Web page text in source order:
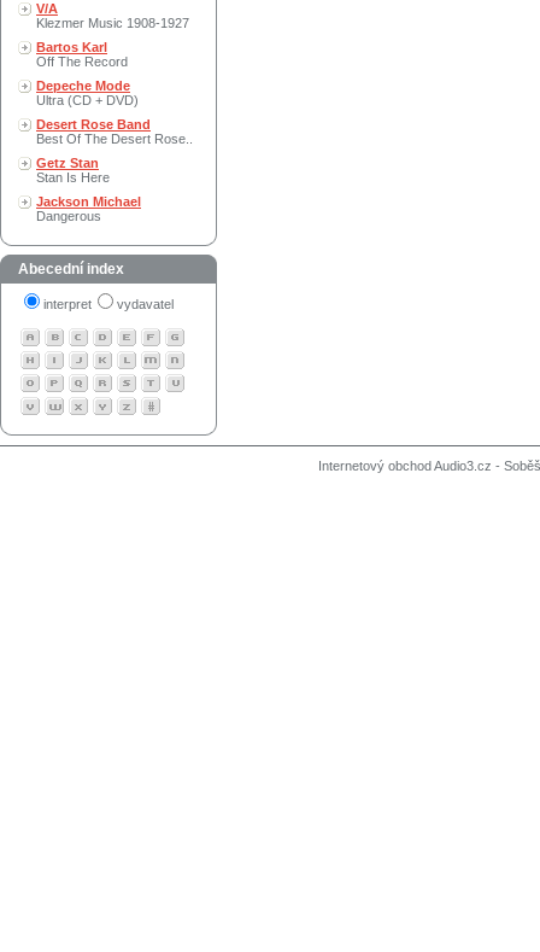
V/A
Klezmer Music 1908-1927
Bartos Karl
Off The Record
Depeche Mode
Ultra (CD + DVD)
Desert Rose Band
Best Of The Desert Rose..
Getz Stan
Stan Is Here
Jackson Michael
Dangerous
Abecední index
interpret vydavatel
Internetový obchod Audio3.cz -